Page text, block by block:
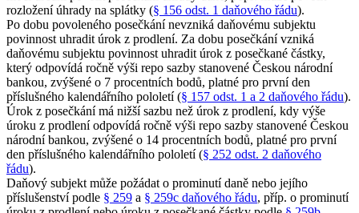
rozložení úhrady na splátky (§ 156 odst. 1 daňového řádu).
Po dobu povoleného posečkání nevzniká daňovému subjektu
povinnost uhradit úrok z prodlení. Za dobu posečkání vzniká
daňovému subjektu povinnost uhradit úrok z posečkané částky,
který odpovídá ročně výši repo sazby stanovené Českou národní
bankou, zvýšené o 7 procentních bodů, platné pro první den
příslušného kalendářního pololetí (§ 157 odst. 1 a 2 daňového řádu).
Úrok z posečkání má nižší sazbu než úrok z prodlení, kdy výše
úroku z prodlení odpovídá ročně výši repo sazby stanovené Českou
národní bankou, zvýšené o 14 procentních bodů, platné pro první
den příslušného kalendářního pololetí (§ 252 odst. 2 daňového
řádu).
Daňový subjekt může požádat o prominutí daně nebo jejího
příslušenství podle § 259 a § 259c daňového řádu, příp. o prominutí